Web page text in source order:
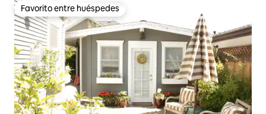
Favorito entre huéspedes
Favorito entre huéspedes